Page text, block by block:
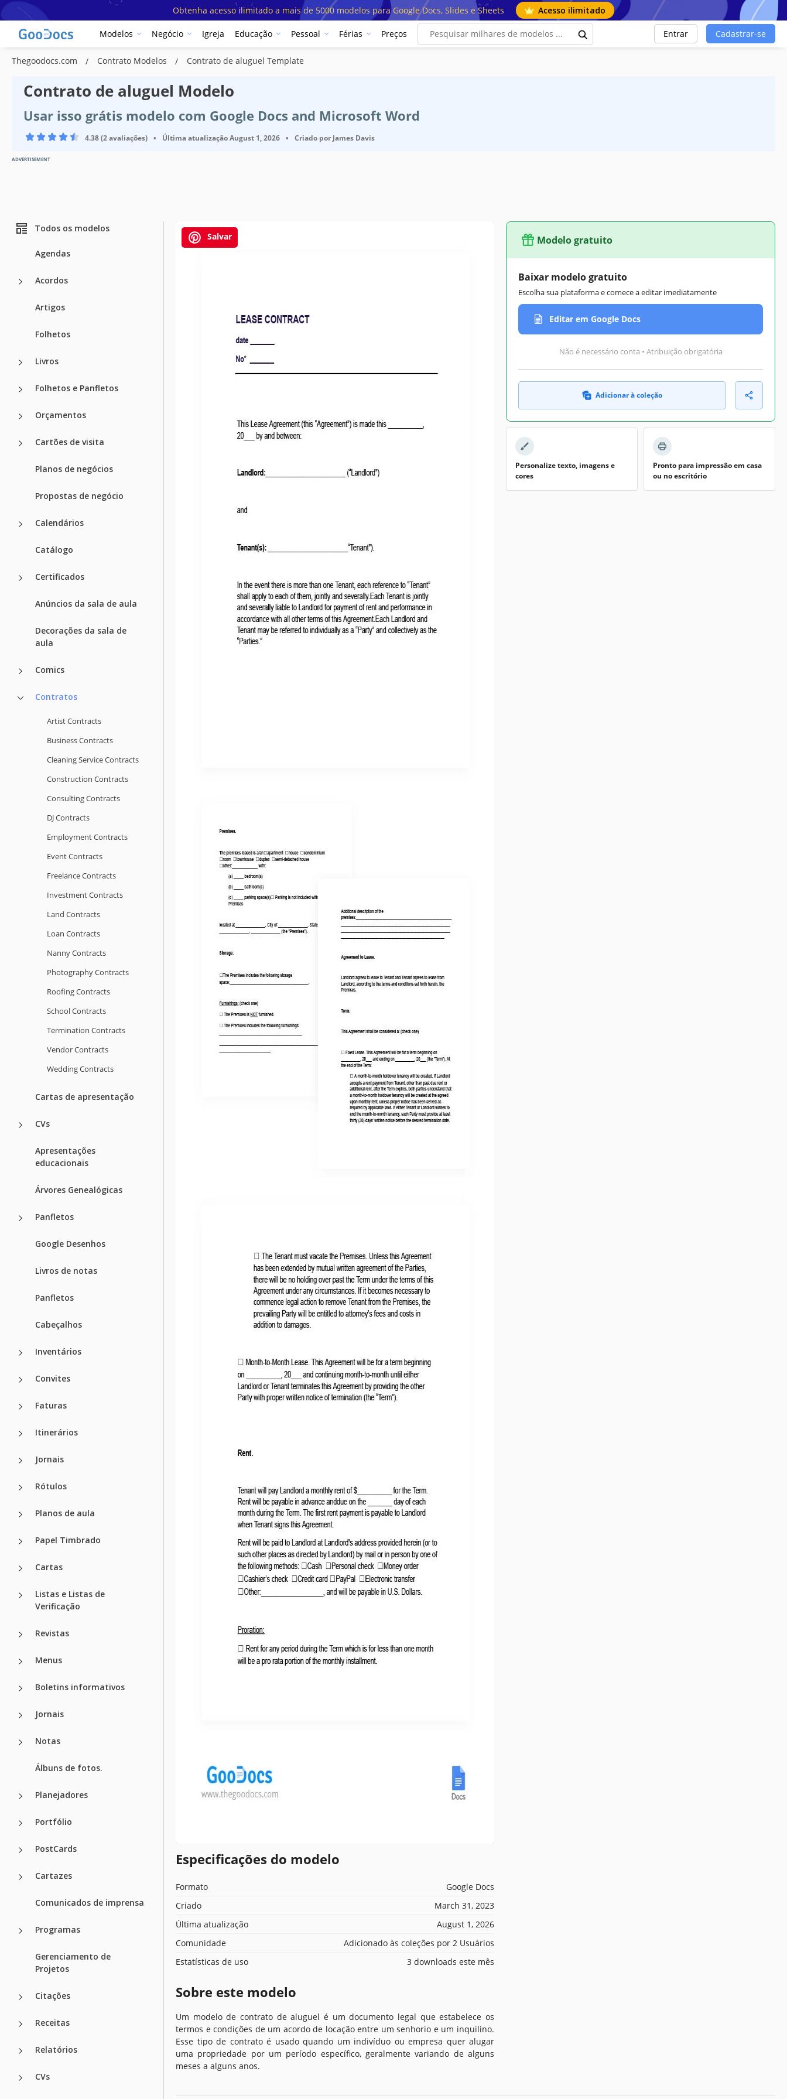
Obtenha acesso ilimitado a mais de 5000 modelos para Google Docs, Slides e Sheets Acesso ilimitado
Modelos Negócio Igreja Educação Pessoal Férias Preços Entrar Cadastrar-se
Thegoodocs.com Contrato Modelos Contrato de aluguel Template
Contrato de aluguel Modelo
Usar isso grátis modelo com Google Docs and Microsoft Word
4.38 (2 avaliações) • Última atualizaçãoAugust 1, 2026 • Criado por James Davis
ADVERTISEMENT
Todos os modelos
Agendas
Acordos
Artigos
Folhetos
Livros
Folhetos e Panfletos
Orçamentos
Cartões de visita
Planos de negócios
Propostas de negócio
Calendários
Catálogo
Certificados
Anúncios da sala de aula
Decorações da sala de
aula
Comics
Contratos
Artist Contracts
Business Contracts
Cleaning Service Contracts
Construction Contracts
Consulting Contracts
DJ Contracts
Employment Contracts
Event Contracts
Freelance Contracts
Investment Contracts
Land Contracts
Loan Contracts
Nanny Contracts
Photography Contracts
Roofing Contracts
School Contracts
Termination Contracts
Vendor Contracts
Wedding Contracts
Cartas de apresentação
CVs
Apresentações
educacionais
Árvores Genealógicas
Panfletos
Google Desenhos
Livros de notas
Panfletos
Cabeçalhos
Inventários
Convites
Faturas
Itinerários
Jornais
Rótulos
Planos de aula
Papel Timbrado
Cartas
Listas e Listas de
Verificação
Revistas
Menus
Boletins informativos
Jornais
Notas
Álbuns de fotos.
Planejadores
Portfólio
PostCards
Cartazes
Comunicados de imprensa
Programas
Gerenciamento de
Projetos
Citações
Receitas
Relatórios
CVs
Salvar
Especificações do modelo
Formato
Google Docs
Criado
March 31, 2023
Última atualização
August 1, 2026
Comunidade
Adicionado às coleções por 2 Usuários
Estatísticas de uso
3 downloads este mês
Sobre este modelo
Um modelo de contrato de aluguel é um documento legal que estabelece os
termos e condições de um acordo de locação entre um senhorio e um inquilino.
Esse tipo de contrato é usado quando um indivíduo ou empresa quer alugar
uma propriedade por um período específico, geralmente variando de alguns
meses a alguns anos.
Modelo gratuito
Baixar modelo gratuito
Escolha sua plataforma e comece a editar imediatamente
Editar em Google Docs
Não é necessário conta • Atribuição obrigatória
Adicionar à coleção
Personalize texto, imagens e
cores
Pronto para impressão em casa
ou no escritório